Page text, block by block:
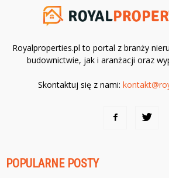
Royalproperties.pl to portal z branży
budownictwie, jak i aranżacji oraz
Skontaktuj się z nami:
POPULARNE POSTY